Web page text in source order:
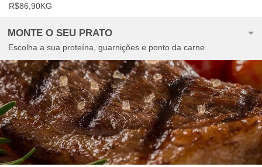
R$86,90KG
MONTE O SEU PRATO
Escolha a sua proteína, guarnições e ponto da carne